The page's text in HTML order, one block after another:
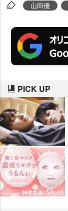
山田優
PICK UP